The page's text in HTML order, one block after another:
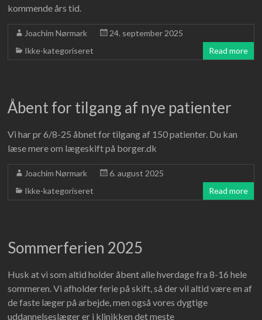
kommende års tid.
Joachim Nørmark
24. september 2025
Ikke-kategoriseret
Read more
Åbent for tilgang af nye patienter
Vi har pr 6/8-25 åbnet for tilgang af 150 patienter. Du kan
læse mere om lægeskift på borger.dk
Joachim Nørmark
6. august 2025
Ikke-kategoriseret
Read more
Sommerferien 2025
Husk at vi som altid holder åbent alle hverdage fra 8-16 hele
sommeren. Vi afholder ferie på skift, så der vil altid være en af
de faste læger på arbejde, men også vores dygtige
uddannelseslæger er i klinikken det meste